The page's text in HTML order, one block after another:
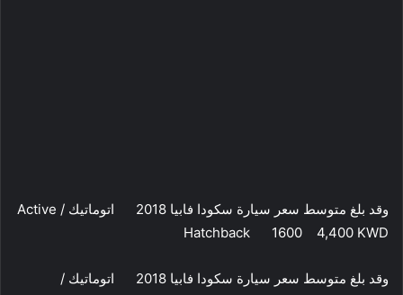
وقد بلغ متوسط سعر سيارة سكودا فابيا 2018 اتوماتيك / Active
Hatchback 1600 4,400 KWD
وقد بلغ متوسط سعر سيارة سكودا فابيا 2018 اتوماتيك /